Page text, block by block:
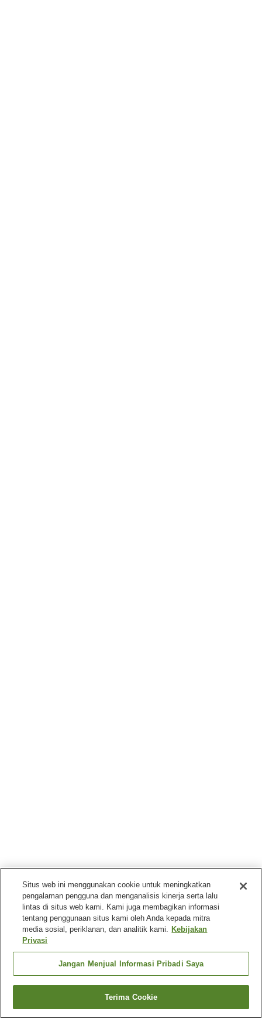
Kembali
Situs web ini menggunakan cookie untuk meningkatkan
pengalaman pengguna dan menganalisis kinerja serta lalu
lintas di situs web kami. Kami juga membagikan informasi
tentang penggunaan situs kami oleh Anda kepada mitra
media sosial, periklanan, dan analitik kami. Kebijakan
Privasi
Jangan Menjual Informasi Pribadi Saya
Terima Cookie